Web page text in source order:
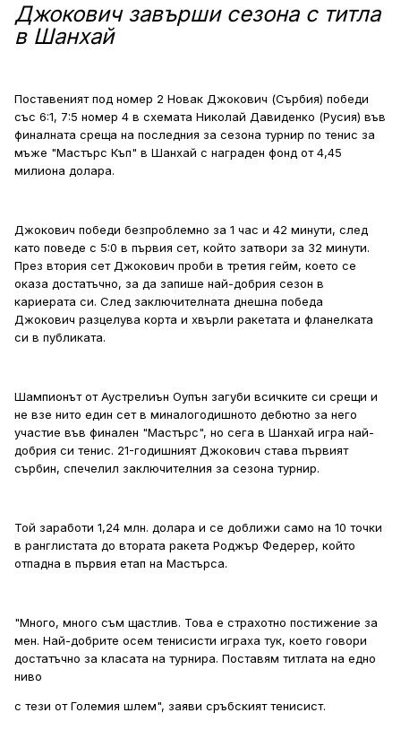
Джокович завърши сезона с титла
в Шанхай
Поставеният под номер 2 Новак Джокович (Сърбия) победи
със 6:1, 7:5 номер 4 в схемата Николай Давиденко (Русия) във
финалната среща на последния за сезона турнир по тенис за
мъже "Мастърс Къп" в Шанхай с награден фонд от 4,45
милиона долара.
Джокович победи безпроблемно за 1 час и 42 минути, след
като поведе с 5:0 в първия сет, който затвори за 32 минути.
През втория сет Джокович проби в третия гейм, което се
оказа достатъчно, за да запише най-добрия сезон в
кариерата си. След заключителната днешна победа
Джокович разцелува корта и хвърли ракетата и фланелката
си в публиката.
Шампионът от Аустрелиън Оупън загуби всичките си срещи и
не взе нито един сет в миналогодишното дебютно за него
участие във финален "Мастърс", но сега в Шанхай игра най-
добрия си тенис. 21-годишният Джокович става първият
сърбин, спечелил заключителния за сезона турнир.
Той заработи 1,24 млн. долара и се доближи само на 10 точки
в ранглистата до втората ракета Роджър Федерер, който
отпадна в първия етап на Мастърса.
"Много, много съм щастлив. Това е страхотно постижение за
мен. Най-добрите осем тенисисти играха тук, което говори
достатъчно за класата на турнира. Поставям титлата на едно
ниво
с тези от Големия шлем", заяви сръбският тенисист.